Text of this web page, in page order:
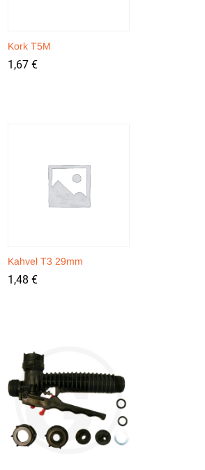
Kork T5M
1,67 €
1,67 €
Kahvel T3 29mm
1,48 €
1,48 €